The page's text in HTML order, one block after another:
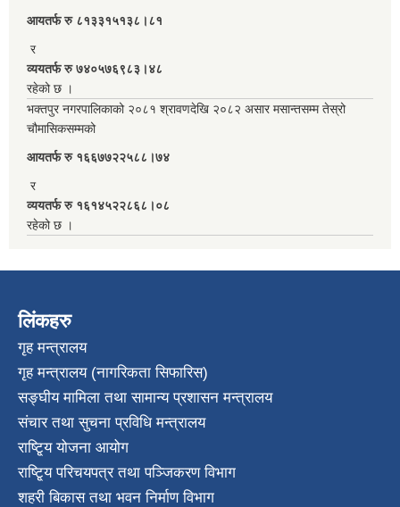
आयतर्फ रु‌ ८१३३१५१३८।८१
र
व्ययतर्फ रु ७४०५७६९८३।४८
रहेको छ ।
भक्तपुर नगरपालिकाको २०८१ श्रावणदेखि २०८२ असार मसान्तसम्म तेस्रो
चौमासिकसम्मको
आयतर्फ रु‌ १६६७७२२५८८।७४
र
व्ययतर्फ रु १६१४५२२८६८।०८
रहेको छ ।
लिंकहरु
गृह मन्त्रालय
गृह मन्त्रालय (नागरिकता सिफारिस)
सङ्घीय मामिला तथा सामान्य प्रशासन मन्त्रालय
संचार तथा सुचना प्रविधि मन्त्रालय
राष्टि्ृय योजना आयोग
राष्टि्ृय परिचयपत्र तथा पञ्जिकरण विभाग
शहरी बिकास तथा भवन निर्माण विभाग